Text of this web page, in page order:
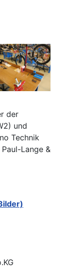
der
und
Technik
Lange &